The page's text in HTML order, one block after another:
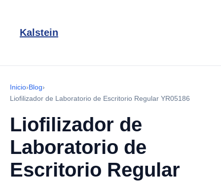
Kalstein
Inicio›Blog›
Liofilizador de Laboratorio de Escritorio Regular YR05186
Liofilizador de
Laboratorio de
Escritorio Regular